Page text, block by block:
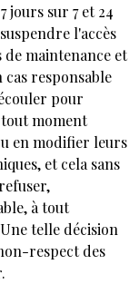
jours sur 7 et 24
l'accès
maintenance et
cas responsable
pour
moment
en modifier leurs
et cela sans
à tout
telle décision
respect des